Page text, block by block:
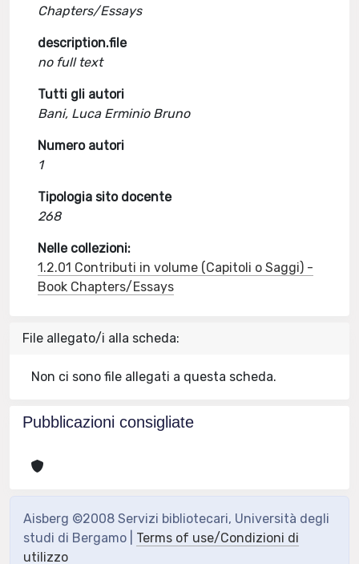
Chapters/Essays
description.file
no full text
Tutti gli autori
Bani, Luca Erminio Bruno
Numero autori
1
Tipologia sito docente
268
Nelle collezioni:
1.2.01 Contributi in volume (Capitoli o Saggi) -
Book Chapters/Essays
File allegato/i alla scheda:
Non ci sono file allegati a questa scheda.
Pubblicazioni consigliate
Aisberg ©2008 Servizi bibliotecari, Università degli
studi di Bergamo | Terms of use/Condizioni di
utilizzo